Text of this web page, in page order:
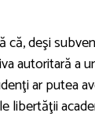
că, deşi
autoritară a
ar putea
libertăţii